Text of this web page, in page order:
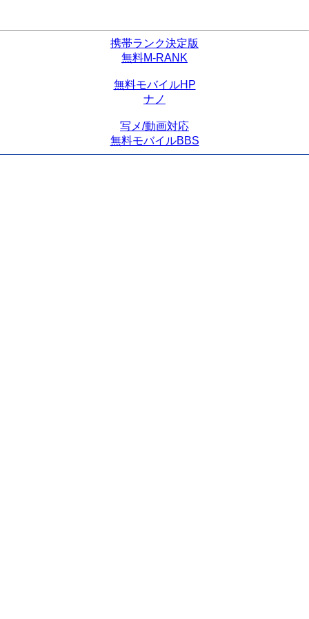
携帯ランク決定版
無料M-RANK
無料モバイルHP
ナノ
写メ/動画対応
無料モバイルBBS